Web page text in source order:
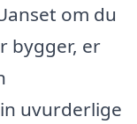
om du
bygger, er
uvurderlige